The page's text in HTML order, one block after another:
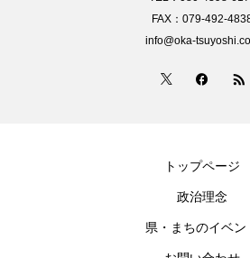
FAX：079-492-
info@oka-
トップページ
政治理念
県・まちのイベン